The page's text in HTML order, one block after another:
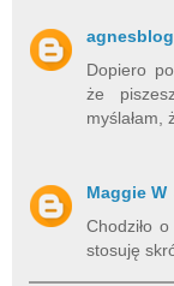
agnesblog
Dopiero
że
myślałam,
Maggie W
Chodziło
stosuję